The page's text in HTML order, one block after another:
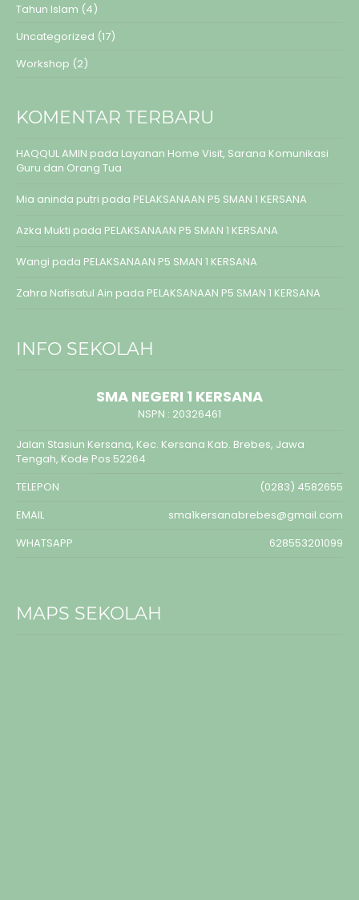
Tahun Islam (4)
Uncategorized (17)
Workshop (2)
KOMENTAR TERBARU
HAQQUL AMIN pada Layanan Home Visit, Sarana Komunikasi
Guru dan Orang Tua
Mia aninda putri pada PELAKSANAAN P5 SMAN 1 KERSANA
Azka Mukti pada PELAKSANAAN P5 SMAN 1 KERSANA
Wangi pada PELAKSANAAN P5 SMAN 1 KERSANA
Zahra Nafisatul Ain pada PELAKSANAAN P5 SMAN 1 KERSANA
INFO SEKOLAH
SMA NEGERI 1 KERSANA
NSPN : 20326461
Jalan Stasiun Kersana, Kec. Kersana Kab. Brebes, Jawa
Tengah, Kode Pos 52264
TELEPON
(0283) 4582655
EMAIL
sma1kersanabrebes@gmail.com
WHATSAPP
628553201099
MAPS SEKOLAH